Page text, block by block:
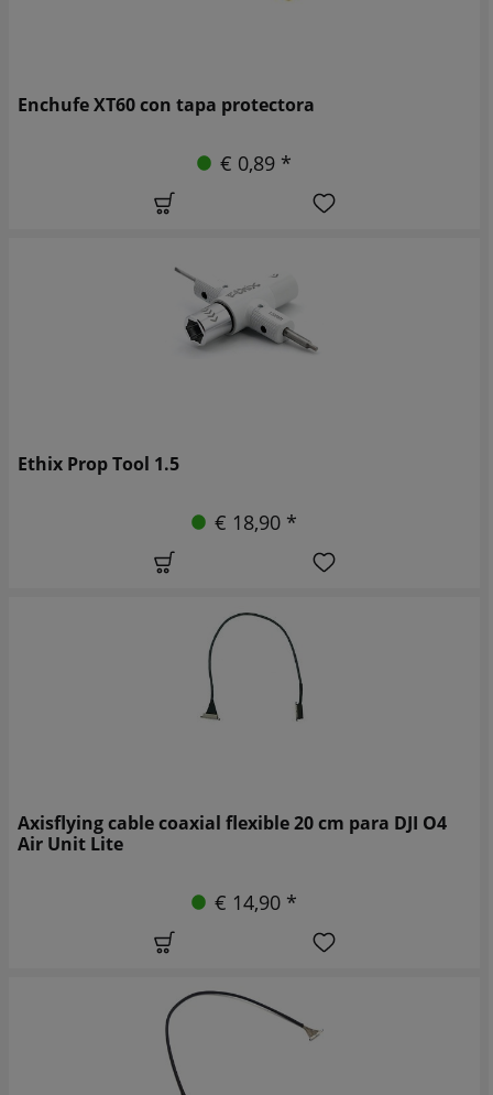
Enchufe XT60 con tapa protectora
€ 0,89 *
Ethix Prop Tool 1.5
€ 18,90 *
Axisflying cable coaxial flexible 20 cm para DJI O4
Air Unit Lite
€ 14,90 *